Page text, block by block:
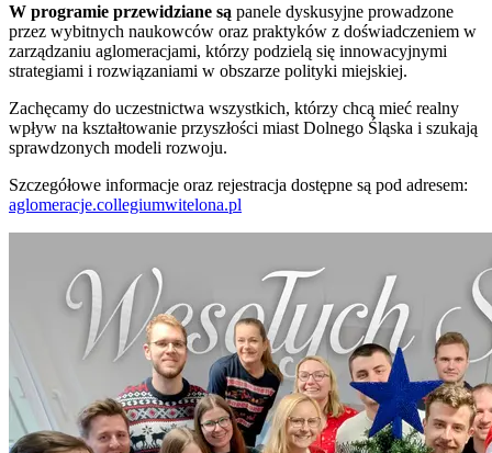
W programie przewidziane są panele dyskusyjne prowadzone
przez wybitnych naukowców oraz praktyków z doświadczeniem w
zarządzaniu aglomeracjami, którzy podzielą się innowacyjnymi
strategiami i rozwiązaniami w obszarze polityki miejskiej.
Zachęcamy do uczestnictwa wszystkich, którzy chcą mieć realny
wpływ na kształtowanie przyszłości miast Dolnego Śląska i szukają
sprawdzonych modeli rozwoju.
Szczegółowe informacje oraz rejestracja dostępne są pod adresem:
aglomeracje.collegiumwitelona.pl